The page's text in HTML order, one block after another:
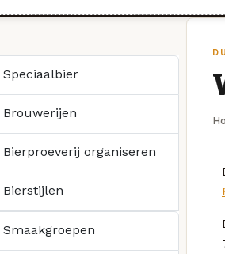
Speciaalbier
Brouwerijen
Bierproeverij organiseren
Bierstijlen
Smaakgroepen